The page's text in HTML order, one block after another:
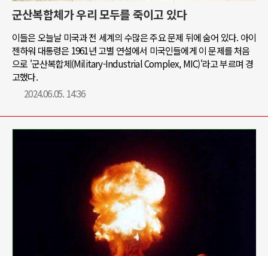
군산복합체가 우리 모두를 죽이고 있다
이들은 오늘날 미국과 전 세계의 수많은 주요 문제 뒤에 숨어 있다. 아이
젠하워 대통령은 1961년 고별 연설에서 미국인들에게 이 문제를 처음
으로 '군산복합체(Military-Industrial Complex, MIC)'라고 부르며 경
고했다.
2024.06.05. 14:36